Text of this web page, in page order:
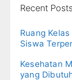
Recent
Ruang
Siswa
Kesehatan
yang